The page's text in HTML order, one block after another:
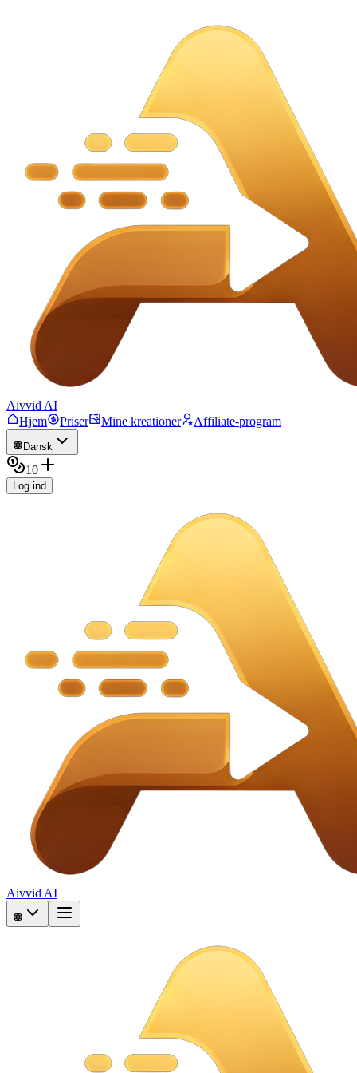
Aivvid AI
Hjem
Priser Mine kreationer Affiliate-program
Dansk
10
Log ind
Aivvid AI